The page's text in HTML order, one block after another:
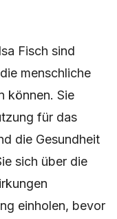
Fisch sind
menschliche
können. Sie
für das
die Gesundheit
sich über die
einholen, bevor